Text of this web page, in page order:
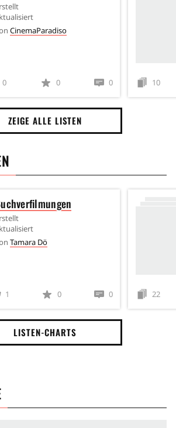
CinemaParadiso
0 0 0 10
ZEIGE ALLE LISTEN
Tamara Dö
1 0 0 22
LISTEN-CHARTS